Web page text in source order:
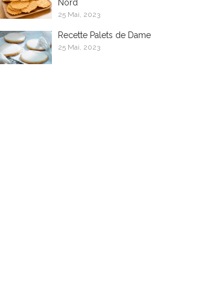
Nord
25 Mai, 2023
Recette Palets de Dame
25 Mai, 2023